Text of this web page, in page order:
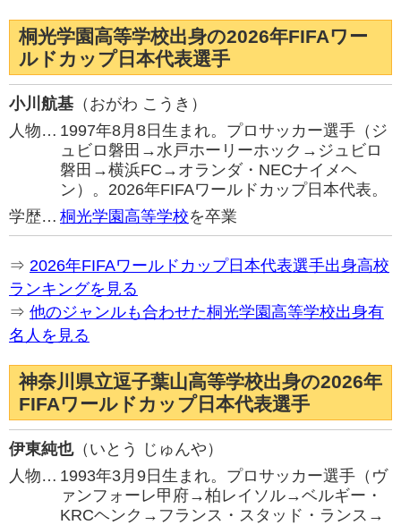
桐光学園高等学校出身の2026年FIFAワー
ルドカップ日本代表選手
小川航基 （おがわ こうき）
人物… 1997年8月8日生まれ。プロサッカー選手（ジ
ュビロ磐田→水戸ホーリーホック→ジュビロ
磐田→横浜FC→オランダ・NECナイメヘ
ン）。2026年FIFAワールドカップ日本代表。
学歴… 桐光学園高等学校を卒業
⇒ 2026年FIFAワールドカップ日本代表選手出身高校
ランキングを見る
⇒ 他のジャンルも合わせた桐光学園高等学校出身有
名人を見る
神奈川県立逗子葉山高等学校出身の2026年
FIFAワールドカップ日本代表選手
伊東純也（いとう じゅんや）
人物… 1993年3月9日生まれ。プロサッカー選手（ヴ
ァンフォーレ甲府→柏レイソル→ベルギー・
KRCヘンク→フランス・スタッド・ランス→